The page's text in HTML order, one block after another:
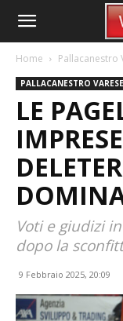
Home Pallacanestro
PALLACANESTRO VARESE
LE
Voti e giudizi
dopo la
9 Febbraio 2025, 20:09